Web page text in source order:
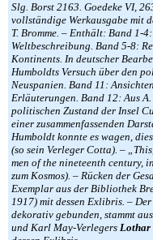
Slg. Borst 2163. Goedeke VI,
vollständige Werkausgabe mit
T. Bromme. – Enthält: Band 1-
Weltbeschreibung. Band 5-8:
Kontinents. In deutscher
Humboldts Versuch über den
Neuspanien. Band 11:
Erläuterungen. Band 12: Aus
politischen Zustand der Insel
einer zusammenfassenden
Humboldt konnte es wagen,
(so sein Verleger Cotta). –
men of the nineteenth century,
zum Kosmos). – Rücken der
Exemplar aus der Bibliothek
1917) mit dessen Exlibris. –
dekorativ gebunden, stammt
und Karl May-Verlegers Lothar